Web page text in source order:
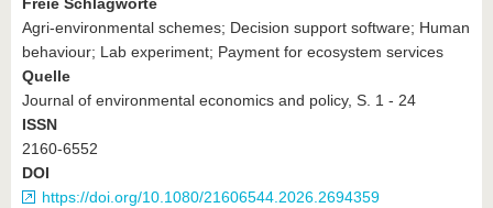
Freie Schlagworte
Agri-environmental schemes; Decision support software; Human
behaviour; Lab experiment; Payment for ecosystem services
Quelle
Journal of environmental economics and policy, S. 1 - 24
ISSN
2160-6552
DOI
https://doi.org/10.1080/21606544.2026.2694359